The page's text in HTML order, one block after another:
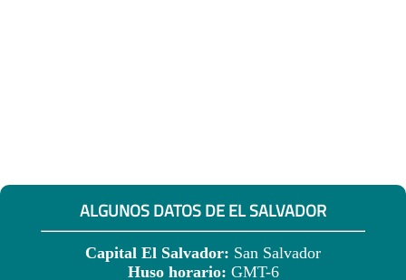
ALGUNOS DATOS DE EL SALVADOR
Capital El Salvador: San Salvador
Huso horario: GMT-6